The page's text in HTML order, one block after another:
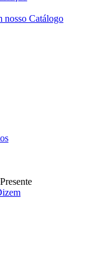
nosso Catálogo